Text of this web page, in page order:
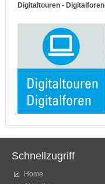
Digitaltouren - Digitalforen
Schnellzugriff
Home